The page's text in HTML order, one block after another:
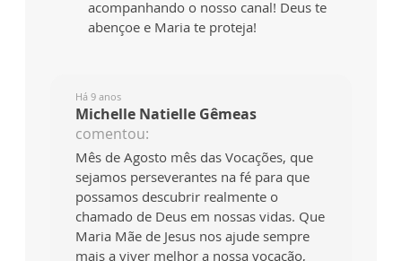
acompanhando o nosso canal! Deus te
abençoe e Maria te proteja!
Há 9 anos
Michelle Natielle Gêmeas
comentou:
Mês de Agosto mês das Vocações, que
sejamos perseverantes na fé para que
possamos descubrir realmente o
chamado de Deus em nossas vidas. Que
Maria Mãe de Jesus nos ajude sempre
mais a viver melhor a nossa vocação,